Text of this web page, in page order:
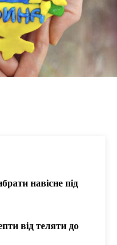
навісне під
від теляти до